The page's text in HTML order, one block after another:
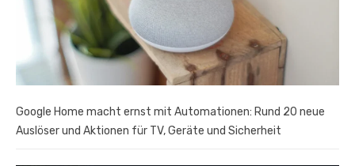
Google Home macht ernst mit Automationen: Rund 20 neue
Auslöser und Aktionen für TV, Geräte und Sicherheit